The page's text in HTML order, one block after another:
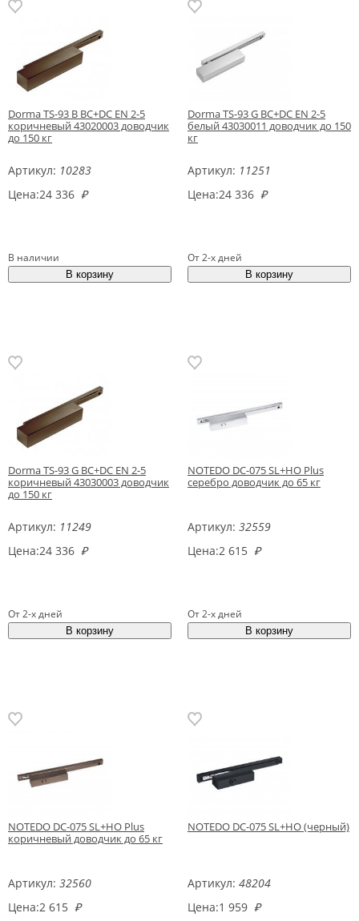
Dorma TS-93 B BC+DC EN 2-5
коричневый 43020003 доводчик
до 150 кг
Артикул: 10283
Цена:24 336 ₽
В наличии
Dorma TS-93 G BC+DC EN 2-5
белый 43030011 доводчик до 150
кг
Артикул: 11251
Цена:24 336 ₽
От 2-х дней
Dorma TS-93 G BC+DC EN 2-5
коричневый 43030003 доводчик
до 150 кг
Артикул: 11249
Цена:24 336 ₽
От 2-х дней
NOTEDO DC-075 SL+HO Plus
серебро доводчик до 65 кг
Артикул: 32559
Цена:2 615 ₽
От 2-х дней
NOTEDO DC-075 SL+HO Plus
коричневый доводчик до 65 кг
Артикул: 32560
Цена:2 615 ₽
NOTEDO DC-075 SL+HO (черный)
Артикул: 48204
Цена:1 959 ₽